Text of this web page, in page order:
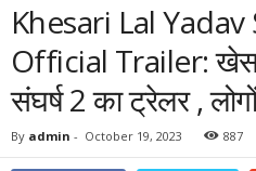
Khesari Lal
Official Trailer:
संघर्ष 2 का ट्रेलर ,
By admin - October 19, 2023 887